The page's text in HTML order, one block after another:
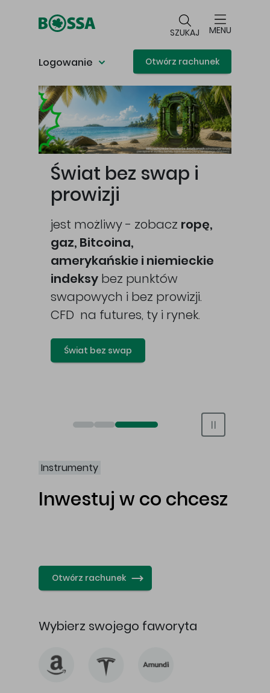
SZUKAJ MENU
Logowanie Otwórz rachunek
Główna treść
Świat bez swap i
prowizji
jest możliwy - zobacz ropę,
gaz, Bitcoina,
amerykańskie i niemieckie
indeksy bez punktów
swapowych i bez prowizji.
CFD na futures, ty i rynek.
Świat bez swap
Otwórz rachunek maklerski online
Otwórz konto IKE/IKZE
Świat bez swap i prowizji
Instrumenty
Inwestuj w co chcesz
Otwórz rachunek
Wybierz swojego faworyta